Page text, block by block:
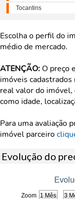
Tocantins
Escolha o perfil do
médio de mercado.
ATENÇÃO: O preço
imóveis
real valor do imóvel,
como idade,
Para uma avaliação
imóvel parceiro
Evolução do
Zoom 1 Mês 3